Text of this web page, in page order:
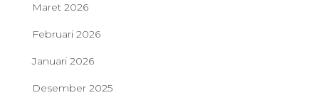
Maret 2026
Februari 2026
Januari 2026
Desember 2025